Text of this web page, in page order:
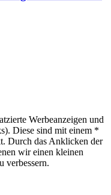
Werbeanzeigen und
Diese sind mit einem *
Durch das Anklicken der
wir einen kleinen
verbessern.